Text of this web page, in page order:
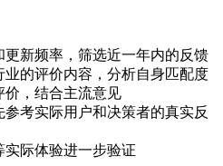
更新频率，筛选近一年内的反馈
业的评价内容，分析自身匹配度
价，结合主流意见
考实际用户和决策者的真实反
际体验进一步验证